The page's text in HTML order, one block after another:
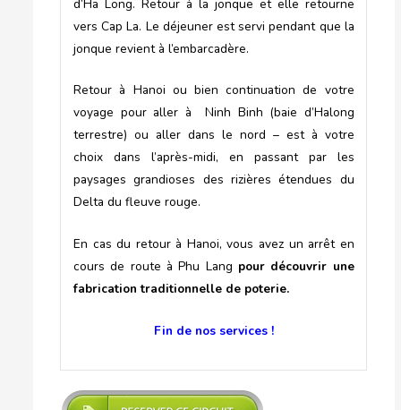
d’Ha Long. Retour à la jonque et elle retourne
vers Cap La. Le déjeuner est servi pendant que la
jonque revient à l’embarcadère.
Retour à Hanoi ou bien continuation de votre
voyage pour aller à Ninh Binh (baie d’Halong
terrestre) ou aller dans le nord – est à votre
choix dans l’après-midi, en passant par les
paysages grandioses des rizières étendues du
Delta du fleuve rouge.
En cas du retour à Hanoi, vous avez un arrêt en
cours de route à Phu Lang pour découvrir une
fabrication traditionnelle de poterie.
Fin de nos services !